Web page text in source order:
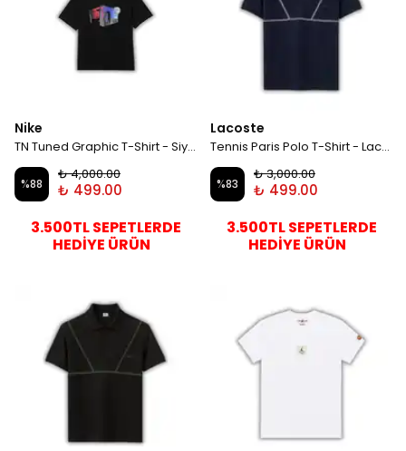
Nike
TN Tuned Graphic T-Shirt - Siyah
%88
₺ 4,000.00
₺ 499.00
3.500TL SEPETLERDE
HEDİYE ÜRÜN
Lacoste
Tennis Paris Polo T-Shirt - Lacivert
%83
₺ 3,000.00
₺ 499.00
3.500TL SEPETLERDE
HEDİYE ÜRÜN